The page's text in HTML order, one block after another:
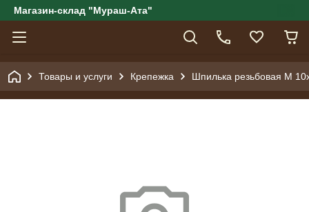
Магазин-склад "Мураш-Ата"
Товары и услуги Крепежка Шпилька резьбовая М